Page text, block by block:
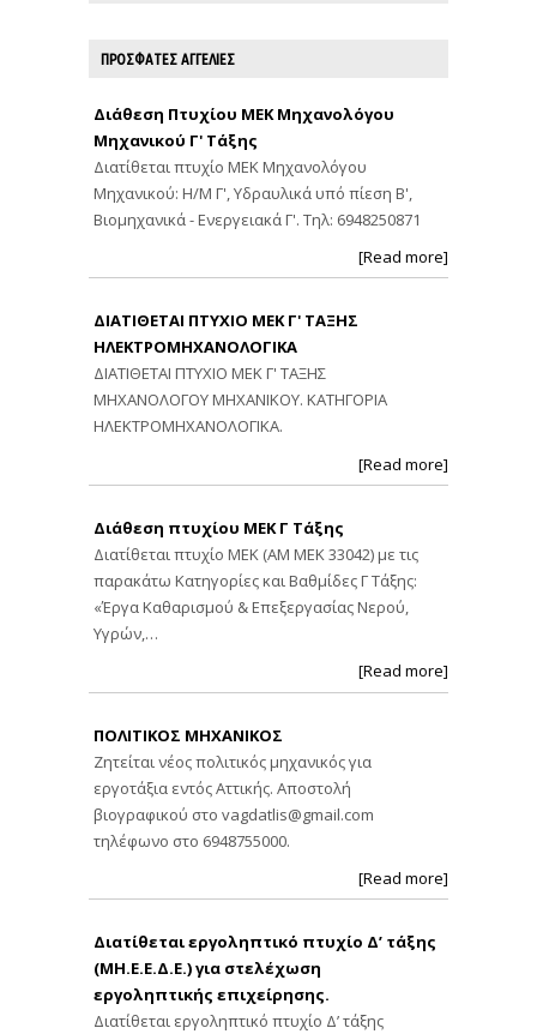
ΠΡΟΣΦΑΤΕΣ ΑΓΓΕΛΙΕΣ
Διάθεση Πτυχίου ΜΕΚ Μηχανολόγου
Μηχανικού Γ' Τάξης
Διατίθεται πτυχίο ΜΕΚ Μηχανολόγου
Μηχανικού: Η/Μ Γ', Υδραυλικά υπό πίεση Β',
Βιομηχανικά - Ενεργειακά Γ'. Τηλ: 6948250871
[Read more]
ΔΙΑΤΙΘΕΤΑΙ ΠΤΥΧΙΟ ΜΕΚ Γ' ΤΑΞΗΣ
ΗΛΕΚΤΡΟΜΗΧΑΝΟΛΟΓΙΚΑ
ΔΙΑΤΙΘΕΤΑΙ ΠΤΥΧΙΟ ΜΕΚ Γ' ΤΑΞΗΣ
ΜΗΧΑΝΟΛΟΓΟΥ ΜΗΧΑΝΙΚΟΥ. ΚΑΤΗΓΟΡΙΑ
ΗΛΕΚΤΡΟΜΗΧΑΝΟΛΟΓΙΚΑ.
[Read more]
Διάθεση πτυχίου ΜΕΚ Γ Τάξης
Διατίθεται πτυχίο ΜΕΚ (ΑΜ ΜΕΚ 33042) με τις
παρακάτω Κατηγορίες και Βαθμίδες Γ Τάξης:
«Έργα Καθαρισμού & Επεξεργασίας Νερού,
Υγρών,…
[Read more]
ΠΟΛΙΤΙΚΟΣ ΜΗΧΑΝΙΚΟΣ
Ζητείται νέος πολιτικός μηχανικός για
εργοτάξια εντός Αττικής. Αποστολή
βιογραφικού στο vagdatlis@gmail.com
τηλέφωνο στο 6948755000.
[Read more]
Διατίθεται εργοληπτικό πτυχίο Δ’ τάξης
(ΜΗ.Ε.Ε.Δ.Ε.) για στελέχωση
εργοληπτικής επιχείρησης.
Διατίθεται εργοληπτικό πτυχίο Δ’ τάξης